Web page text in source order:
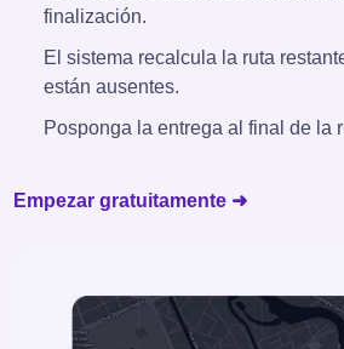
finalización.
El sistema recalcula la ruta
están ausentes.
Posponga la entrega al final de la
Empezar gratuitamente ➜